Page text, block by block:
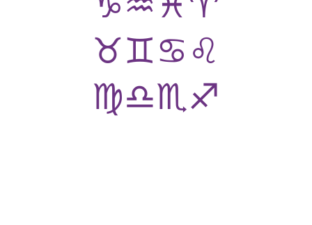
♉♊♋♌
♍♎♏♐